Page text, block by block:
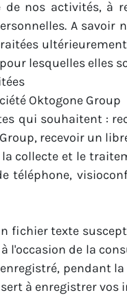
nos activités, à
A
lesquelles elles
Oktogone Group
qui souhaitent :
recevoir un
collecte et le
fichier texte
de la
pendant
à enregistrer